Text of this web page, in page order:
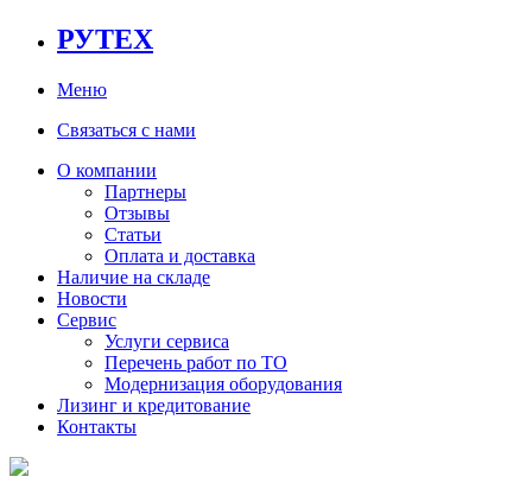
РУТЕХ
Меню
Связаться с нами
О компании
Партнеры
Отзывы
Статьи
Оплата и доставка
Наличие на складе
Новости
Сервис
Услуги сервиса
Перечень работ по ТО
Модернизация оборудования
Лизинг и кредитование
Контакты